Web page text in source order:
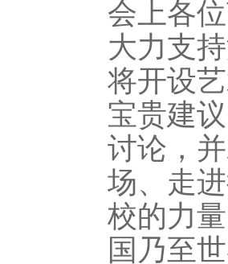
会上各
大力支
将开设
宝贵建
讨论，
场、走
校的力
国乃至